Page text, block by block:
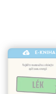
E-KNIHA